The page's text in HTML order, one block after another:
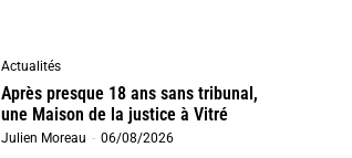
Actualités
Après presque 18 ans sans tribunal,
une Maison de la justice à Vitré
Julien Moreau - 06/08/2026